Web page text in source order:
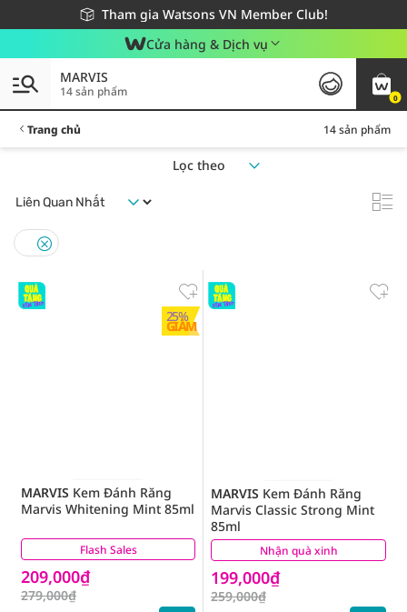
Tham gia Watsons VN Member Club!
Miễn phí giao hàng cho đơn hàng từ 249,000Đ
Giao hàng nhanh 24h - Áp dụng khu vực TP. Hồ Chí Minh
Cửa hàng & Dịch vụ
0
MARVIS
14 sản phẩm
Trang chủ 14 sản phẩm
Lọc theo
25%
GIẢM
Flash Sales
MARVIS Kem Đánh Răng
Marvis Whitening Mint 85ml
209,000₫
279,000₫
(14) Nhận quà xinh
MARVIS Kem Đánh Răng
Marvis Classic Strong Mint
85ml
199,000₫
259,000₫
(0)